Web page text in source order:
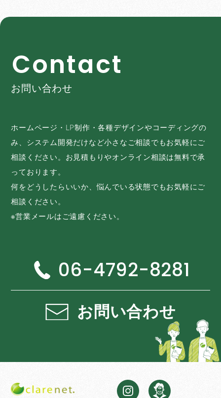
Contact
お問い合わせ
ホームページ・LP制作・各種デザインやコーディングの
み、システム開発だけなど小さなご相談でもお気軽にご
相談ください。お見積もりやオンライン相談は無料で承
っております。
何をどうしたらいいか、悩んでいる状態でもお気軽にご
相談ください。
※営業メールはご遠慮ください。
06-4792-8281
お問い合わせ